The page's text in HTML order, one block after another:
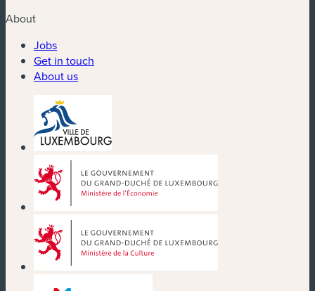
About
Jobs
Get in touch
About us